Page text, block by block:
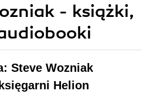
- książki,
Steve Wozniak
Helion